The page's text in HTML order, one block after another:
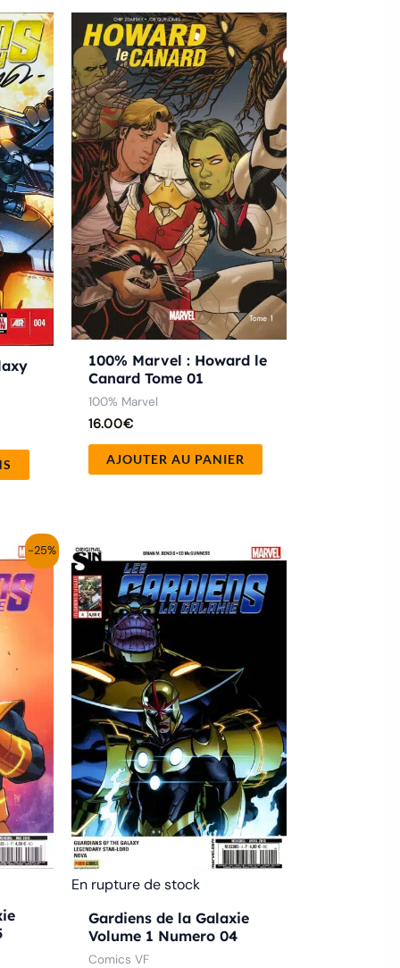
Ce
produit
a
plusieurs
variations.
Les
options
peuvent
être
choisies
sur
la
page
100% Marvel : Howard le
Canard Tome 01
100% Marvel
16.00€
AJOUTER AU PANIER
-25%
En rupture de stock
Gardiens de la Galaxie
Volume 1 Numero 04
Comics VF